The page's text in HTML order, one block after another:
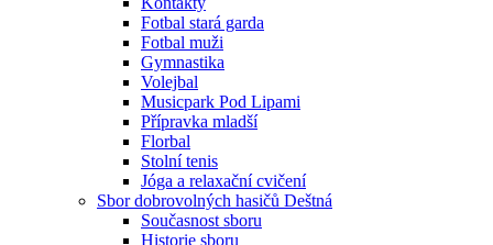
Fotbal stará garda
Fotbal muži
Gymnastika
Volejbal
Musicpark Pod Lipami
Přípravka mladší
Florbal
Stolní tenis
Jóga a relaxační cvičení
Sbor dobrovolných hasičů Deštná
Současnost sboru
Historie sboru